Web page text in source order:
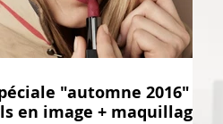
"automne 2016"
en image + maquillage)